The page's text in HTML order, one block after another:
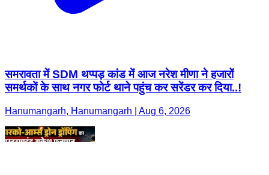
समरावता में SDM थप्पड़ कांड में आज नरेश मीणा ने हजारों
समर्थकों के साथ नगर फोर्ट थाने पहुंच कर सरेंडर कर दिया..!
Hanumangarh, Hanumangarh | Aug 6, 2026